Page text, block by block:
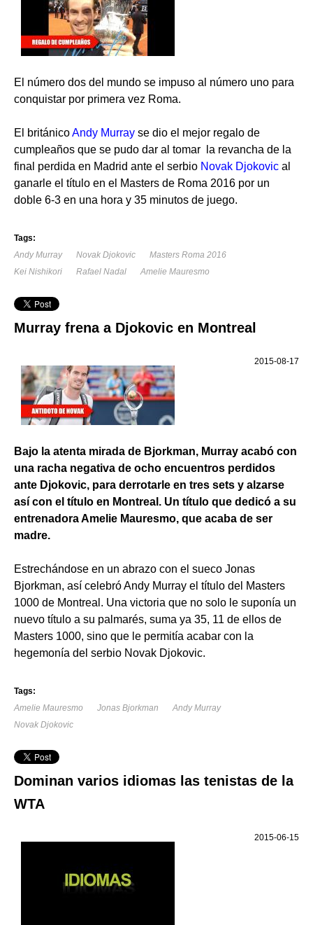
El número dos del mundo se impuso al número uno para
conquistar por primera vez Roma.
El británicoAndy Murray se dio el mejor regalo de
cumpleaños que se pudo dar al tomar la revancha de la
final perdida en Madrid ante el serbio Novak Djokovic al
ganarle el título en el Masters de Roma 2016 por un
doble 6-3 en una hora y 35 minutos de juego.
Tags:
Andy Murray
Novak Djokovic
Masters Roma 2016
Kei Nishikori
Rafael Nadal Amelie Mauresmo
Murray frena a Djokovic en Montreal
2015-08-17
Bajo la atenta mirada de Bjorkman, Murray acabó con
una racha negativa de ocho encuentros perdidos
ante Djokovic, para derrotarle en tres sets y alzarse
así con el título en Montreal. Un título que dedicó a su
entrenadora Amelie Mauresmo, que acaba de ser
madre.
Estrechándose en un abrazo con el sueco Jonas
Bjorkman, así celebró Andy Murray el título del Masters
1000 de Montreal. Una victoria que no solo le suponía un
nuevo título a su palmarés, suma ya 35, 11 de ellos de
Masters 1000, sino que le permitía acabar con la
hegemonía del serbio Novak Djokovic.
Tags:
Amelie Mauresmo
Jonas Bjorkman
Andy Murray
Novak Djokovic
Dominan varios idiomas las tenistas de la
WTA
2015-06-15